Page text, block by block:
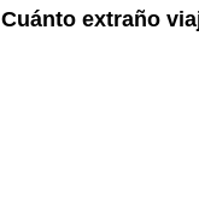
extraño